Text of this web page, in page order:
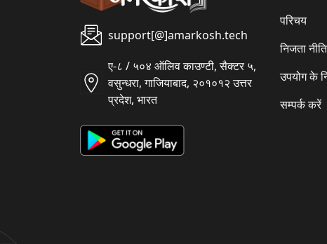
support[@]amarkosh.tech
ए-८ / ५०४ ऑलिव काउण्टी, सैक्टर ५,
वसुन्धरा, गाजियाबाद, २०१०१२ उत्तर
प्रदेश, भारत
परिचय
निजता नीति
उपयोग के
सम्पर्क करें